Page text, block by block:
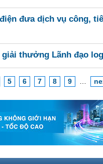
đưa dịch vụ công,
thưởng Lãnh đạo
5 6 7 8 9